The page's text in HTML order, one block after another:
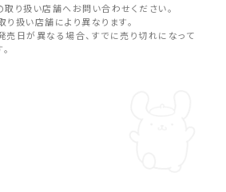
り扱い店舗へお問い合わせください。
扱い店舗により異なります。
日が異なる場合、すでに売り切れになって